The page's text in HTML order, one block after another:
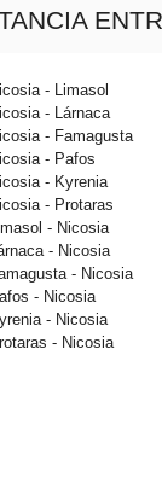
- Limasol
- Lárnaca
- Famagusta
- Pafos
- Kyrenia
- Protaras
- Nicosia
- Nicosia
- Nicosia
- Nicosia
- Nicosia
- Nicosia